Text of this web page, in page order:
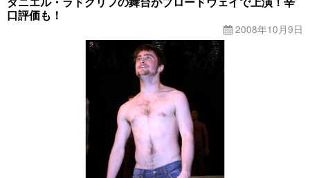
口評価も！
2008年10月9日